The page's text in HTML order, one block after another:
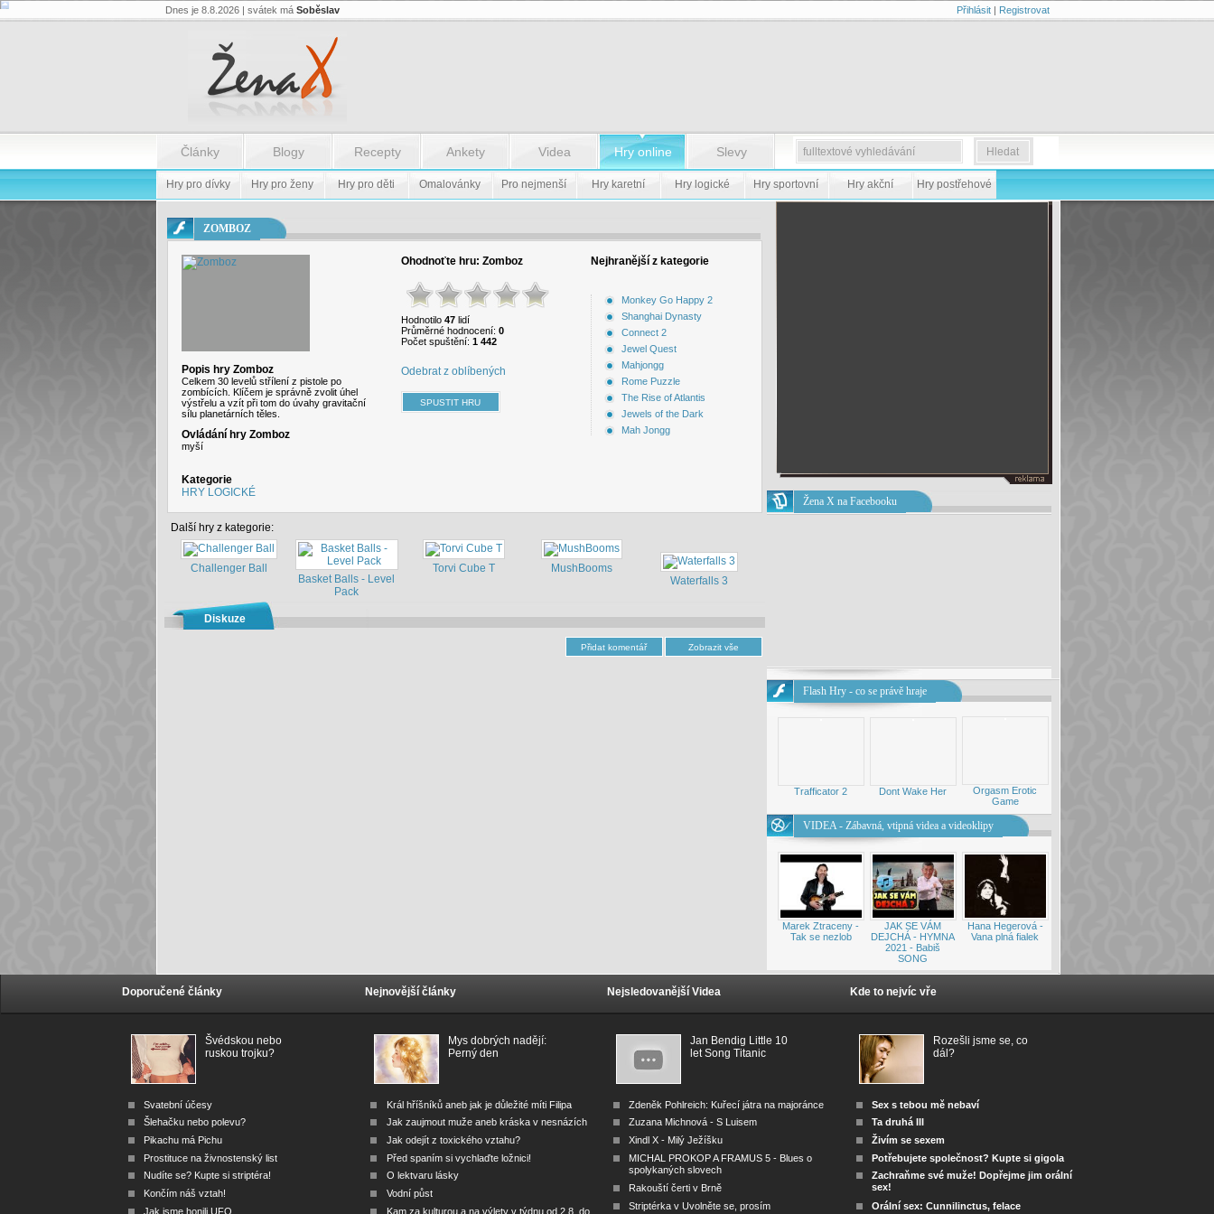
Flash.nazev
Dnes je 8.8.2026 | svátek má Soběslav Přihlásit| Registrovat
Články Blogy Recepty Ankety Videa Hry online Slevy
Hry pro dívky Hry pro ženy Hry pro děti Omalovánky Pro nejmenší Hry karetní Hry logické Hry sportovní Hry akční Hry postřehové
ZOMBOZ
Popis hry Zomboz
Celkem 30 levelů střílení z pistole po
zombících. Klíčem je správně zvolit úhel
výstřelu a vzít při tom do úvahy gravitační
sílu planetárních těles.
Ovládání hry Zomboz
myší
Kategorie
HRY LOGICKÉ
Ohodnoťte hru: Zomboz
Hodnotilo 47lidí
Průměrné hodnocení: 0
Počet spuštění: 1 442
Odebrat z oblíbených
Nejhranější z kategorie
Monkey Go Happy 2
Shanghai Dynasty
Connect 2
Jewel Quest
Mahjongg
Rome Puzzle
The Rise of Atlantis
Jewels of the Dark
Mah Jongg
Další hry z kategorie:
Challenger Ball
Basket Balls - Level
Pack
Torvi Cube T
MushBooms
Waterfalls 3
Diskuze
Žena X na Facebooku
Flash Hry - co se právě hraje
Orgasm Erotic
Game
Dont Wake Her
Trafficator 2
VIDEA - Zábavná, vtipná videa a videoklipy
Hana Hegerová -
Vana plná fialek
JAK SE VÁM
DEJCHÁ - HYMNA
2021 - Babiš
SONG
Marek Ztraceny -
Tak se nezlob
Doporučené články
Švédskou nebo
ruskou trojku?
Svatební účesy
Šlehačku nebo polevu?
Pikachu má Pichu
Prostituce na živnostenský list
Nudíte se? Kupte si striptéra!
Končím náš vztah!
Jak jsme honili UFO
Nejnovější články
Mys dobrých nadějí:
Perný den
Král hříšníků aneb jak je důležité míti Filipa
Jak zaujmout muže aneb kráska v nesnázích
Jak odejít z toxického vztahu?
Před spaním si vychlaďte ložnici!
O lektvaru lásky
Vodní půst
Kam za kulturou a na výlety v týdnu od 2.8. do
Nejsledovanější Videa
Jan Bendig Little 10
let Song Titanic
Zdeněk Pohlreich: Kuřecí játra na majoránce
Zuzana Michnová - S Luisem
Xindl X - Milý Ježíšku
MICHAL PROKOP A FRAMUS 5 - Blues o
spolykaných slovech
Rakouští čerti v Brně
Striptérka v Uvolněte se, prosím
Kde to nejvíc vře
Rozešli jsme se, co
dál?
Sex s tebou mě nebaví
Ta druhá III
Živím se sexem
Potřebujete společnost? Kupte si gigola
Zachraňme své muže! Dopřejme jim orální
sex!
Orální sex: Cunnilinctus, felace